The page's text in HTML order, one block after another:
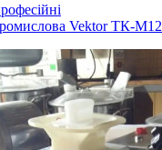
Vektor ТК-М12